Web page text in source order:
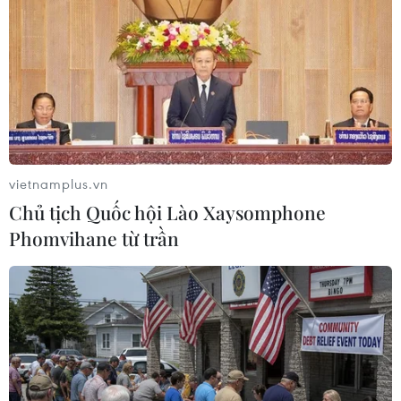
Rhine-Westphalia và Ủy ban quốc gia về phụ nữ
của Liên hợp quốc tại Đức, phối hợp tổ chức./.
(Vietnam+)
vietnamplus.vn
Chủ tịch Quốc hội Lào Xaysomphone
Phomvihane từ trần